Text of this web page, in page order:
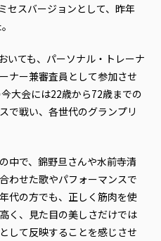
セスバージョンとして、昨年
いても、パーソナル・トレーナ
ナー兼審査員として参加させ
大会には22歳から72歳までの
で戦い、各世代のグランプリ
中で、錦野旦さんや水前寺清
わせた歌やパフォーマンスで
代の方でも、正しく筋肉を使
く、見た目の美しさだけでは
して反映することを感じさせ